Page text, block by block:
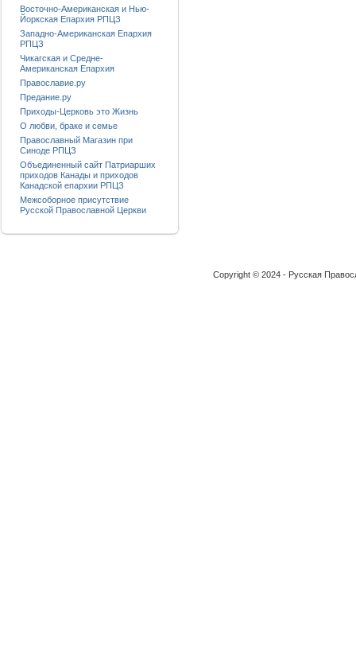
Восточно-Американская и Нью-
Йоркская Епархия РПЦЗ
Западно-Американская Епархия
РПЦЗ
Чикагская и Средне-
Американская Епархия
Православие.ру
Предание.ру
Приходы-Церковь это Жизнь
О любви, браке и семье
Православный Магазин при
Синоде РПЦЗ
Объединенный сайт Патриарших
приходов Канады и приходов
Канадской епархии РПЦЗ
Межсоборное присутствие
Русской Православной Церкви
Copyright © 2024 - Русская